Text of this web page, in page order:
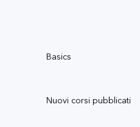
Basics
Nuovi corsi pubblicati